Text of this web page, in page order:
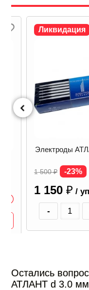
Ликвидация
Электроды
1 500₽ -23%
1 150 ₽ / уп
-
Остались
АТЛАНТ d 3.0 мм